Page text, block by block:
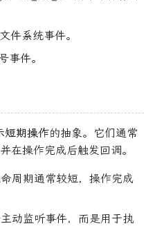
件系统事件。
事件。
短期操作的抽象。它们通常
在操作完成后触发回调。
周期通常较短，操作完成
动监听事件，而是用于执